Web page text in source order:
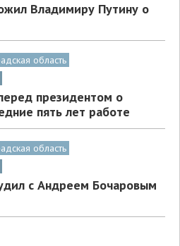
Владимиру Путину о
область
президентом о
пять лет работе
область
с Андреем Бочаровым